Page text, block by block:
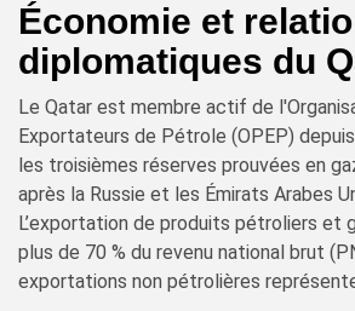
Économie et
diplomatiques du
Le Qatar est membre actif de
Exportateurs de Pétrole (OPEP)
les troisièmes réserves prouvées en
après la Russie et les Émirats Arabes
L’exportation de produits pétroliers et
plus de 70 % du revenu national brut
exportations non pétrolières